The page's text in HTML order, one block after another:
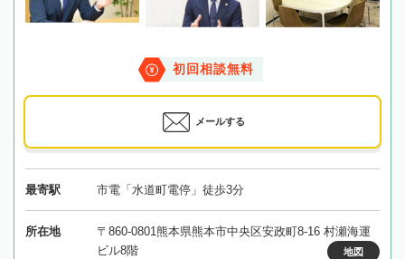
初回相談無料
メールする
最寄駅 市電「水道町電停」徒歩3分
所在地
〒860-0801熊本県熊本市中央区安政町8-16 村瀬海運
ビル8階
地図